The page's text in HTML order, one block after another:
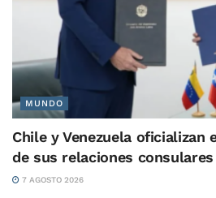
MUNDO
Chile y Venezuela
de sus relaciones consulares
7 AGOSTO 2026